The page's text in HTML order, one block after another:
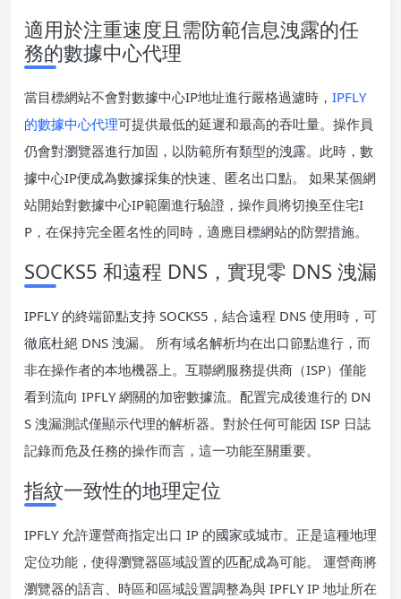
適用於注重速度且需防範信息洩露的任
務的數據中心代理
當目標網站不會對數據中心IP地址進行嚴格過濾時， IPFLY
的數據中心代理可提供最低的延遲和最高的吞吐量。操作員
仍會對瀏覽器進行加固，以防範所有類型的洩露。此時，數
據中心IP便成為數據採集的快速、匿名出口點。 如果某個網
站開始對數據中心IP範圍進行驗證，操作員將切換至住宅I
P，在保持完全匿名性的同時，適應目標網站的防禦措施。
SOCKS5 和遠程 DNS，實現零 DNS 洩漏
IPFLY 的終端節點支持 SOCKS5，結合遠程 DNS 使用時，可
徹底杜絕 DNS 洩漏。 所有域名解析均在出口節點進行，而
非在操作者的本地機器上。互聯網服務提供商（ISP）僅能
看到流向 IPFLY 網關的加密數據流。配置完成後進行的 DN
S 洩漏測試僅顯示代理的解析器。對於任何可能因 ISP 日誌
記錄而危及任務的操作而言，這一功能至關重要。
指紋一致性的地理定位
IPFLY 允許運營商指定出口 IP 的國家或城市。正是這種地理
定位功能，使得瀏覽器區域設置的匹配成為可能。 運營商將
瀏覽器的語言、時區和區域設置調整為與 IPFLY IP 地址所在